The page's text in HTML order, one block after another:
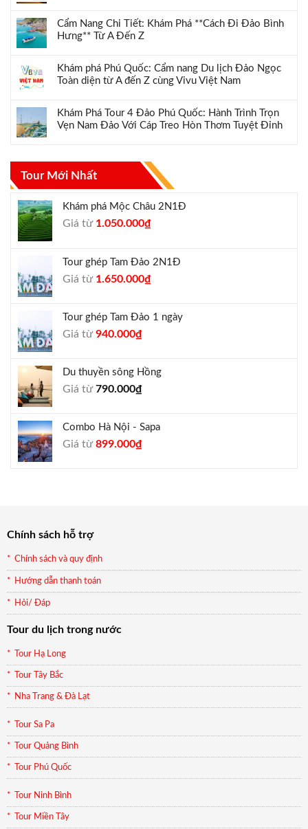
Cẩm Nang Chi Tiết: Khám Phá **Cách Đi Đảo Bình
Hưng** Từ A Đến Z
Khám phá Phú Quốc: Cẩm nang Du lịch Đảo Ngọc
Toàn diện từ A đến Z cùng Vivu Việt Nam
Khám Phá Tour 4 Đảo Phú Quốc: Hành Trình Trọn
Vẹn Nam Đảo Với Cáp Treo Hòn Thơm Tuyệt Đỉnh
Tour Mới Nhất
Khám phá Mộc Châu 2N1Đ
Giá từ Giá
1.300.000₫.
1.050.000₫Giá
là:
Tour ghép Tam Đảo 2N1Đ
Giá từ Giá
1.800.000₫.
1.650.000₫Giá
là:
Tour ghép Tam Đảo 1 ngày
Giá từGiá
1.000.000₫.
940.000₫Giá
là:
Du thuyền sông Hồng
Giá từ790.000₫
Combo Hà Nội - Sapa
Giá từGiá
899.000₫Giá
Chính sách hỗ trợ
Chính sách và quy định
Hướng dẫn thanh toán
Hỏi/ Đáp
Tour du lịch trong nước
Tour Hạ Long
Tour Tây Bắc
Nha Trang & Đà Lạt
Tour Sa Pa
Tour Quảng Bình
Tour Phú Quốc
Tour Ninh Bình
Tour Miền Tây